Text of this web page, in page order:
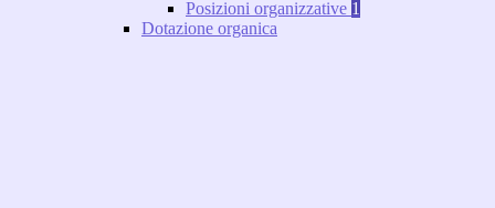
Posizioni organizzative 1
Dotazione organica